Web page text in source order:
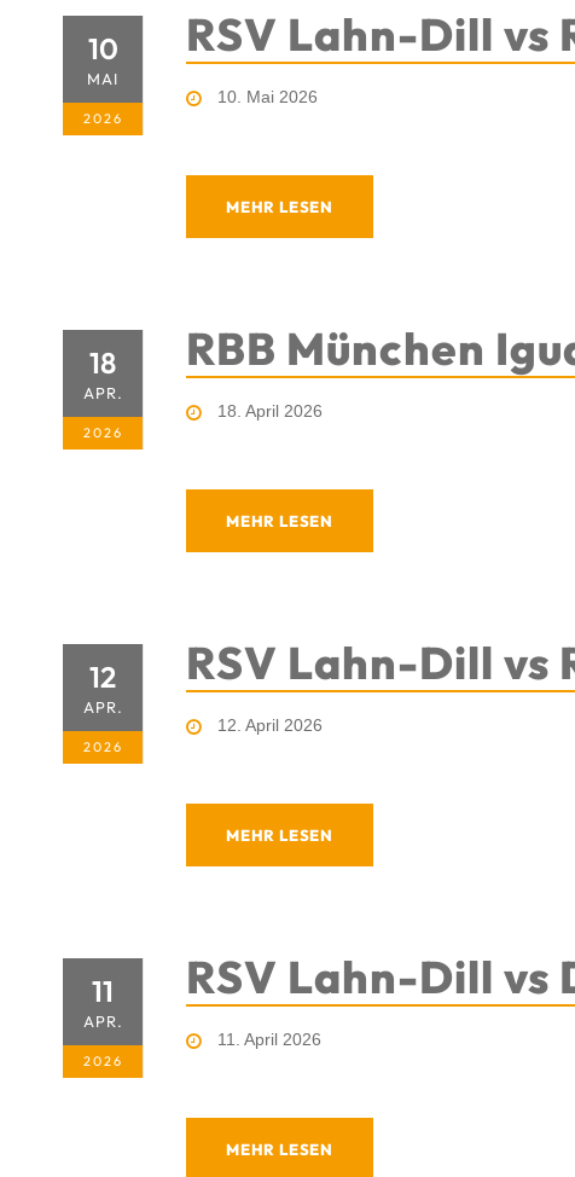
10
MAI
2026
RSV Lahn-Dill vs
10. Mai 2026
MEHR LESEN
18
APR.
2026
RBB München
18. April 2026
MEHR LESEN
12
APR.
2026
RSV Lahn-Dill vs
12. April 2026
MEHR LESEN
11
APR.
2026
RSV Lahn-Dill vs
11. April 2026
MEHR LESEN